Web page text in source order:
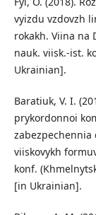
vyizdu vzdovzh
rokakh. Viina na
nauk. viisk.-ist.
Ukrainian].
Baratiuk, V. I.
prykordonnoi
viiskovykh
konf.
[in Ukrainian].